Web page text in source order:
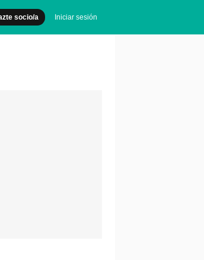
socio/a Iniciar sesión